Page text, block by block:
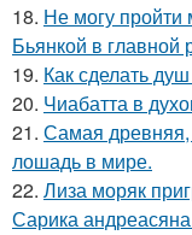
18. Не могу пройти
Бьянкой в главной
19. Как сделать
20. Чиабатта в
21. Самая древняя,
лошадь в мире.
22. Лиза моряк
Сарика